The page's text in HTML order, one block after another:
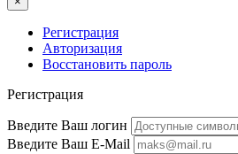
Регистрация
Авторизация
Восстановить пароль
Регистрация
Введите Ваш логин
Введите Ваш E-Mail